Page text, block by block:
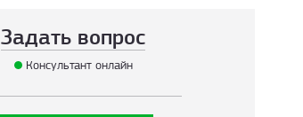
Задать вопрос
Консультант онлайн